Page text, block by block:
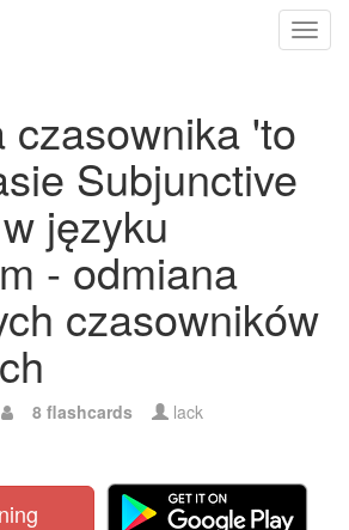
czasownika 'to
Subjunctive
języku
- odmiana
czasowników
8 flashcards lack